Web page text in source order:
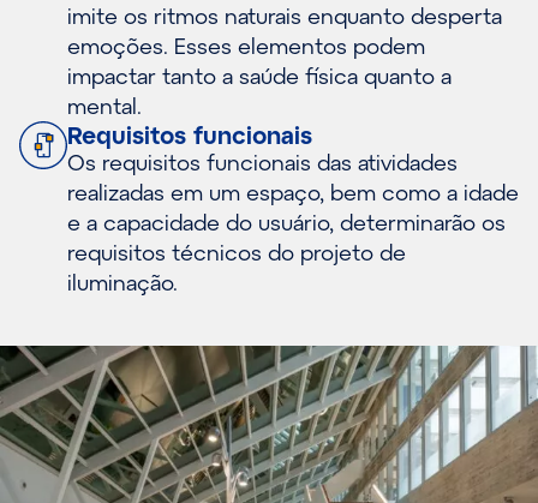
imite os ritmos naturais enquanto desperta
emoções. Esses elementos podem
impactar tanto a saúde física quanto a
mental.
Requisitos funcionais
Os requisitos funcionais das atividades
realizadas em um espaço, bem como a idade
e a capacidade do usuário, determinarão os
requisitos técnicos do projeto de
iluminação.